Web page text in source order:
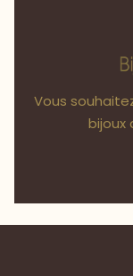
Vous
bijoux